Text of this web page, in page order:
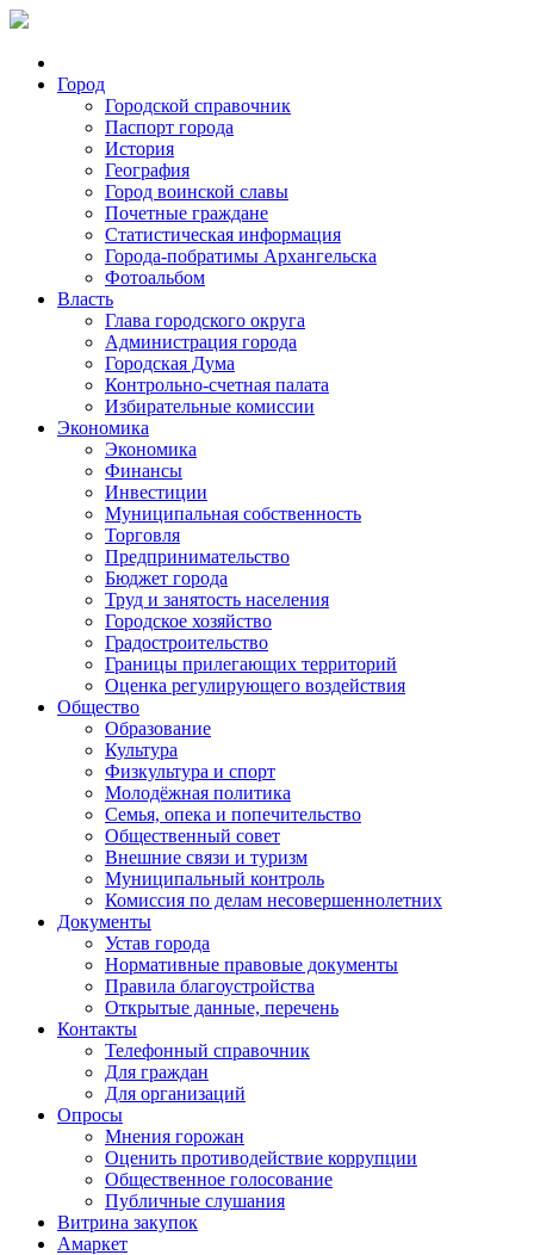
Город
Городской справочник
Паспорт города
История
География
Город воинской славы
Почетные граждане
Статистическая информация
Города-побратимы Архангельска
Фотоальбом
Власть
Глава городского округа
Администрация города
Городская Дума
Контрольно-счетная палата
Избирательные комиссии
Экономика
Экономика
Финансы
Инвестиции
Муниципальная собственность
Торговля
Предпринимательство
Бюджет города
Труд и занятость населения
Городское хозяйство
Градостроительство
Границы прилегающих территорий
Оценка регулирующего воздействия
Общество
Образование
Культура
Физкультура и спорт
Молодёжная политика
Семья, опека и попечительство
Общественный совет
Внешние связи и туризм
Муниципальный контроль
Комиссия по делам несовершеннолетних
Документы
Устав города
Нормативные правовые документы
Правила благоустройства
Открытые данные, перечень
Контакты
Телефонный справочник
Для граждан
Для организаций
Опросы
Мнения горожан
Оценить противодействие коррупции
Общественное голосование
Публичные слушания
Витрина закупок
Амаркет